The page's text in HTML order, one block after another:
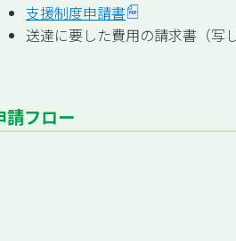
支援制度申請書
送達に要した費用の請求書（写
請フロー